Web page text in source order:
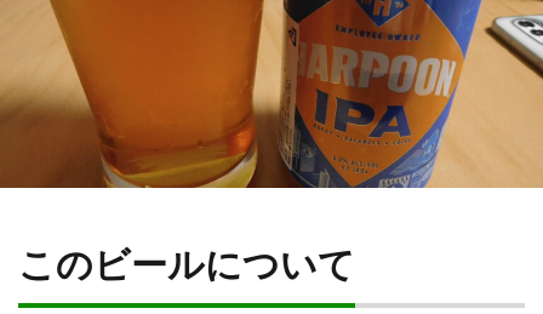
このビールについて